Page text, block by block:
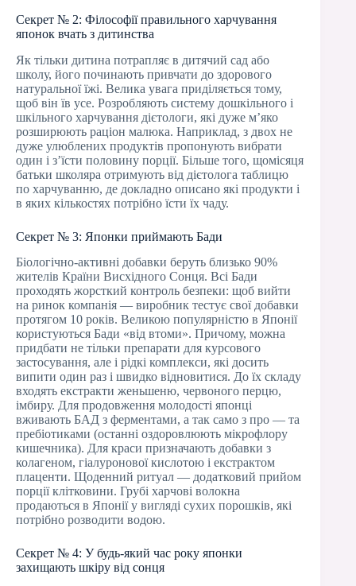
Секрет № 2: Філософії правильного харчування
японок вчать з дитинства
Як тільки дитина потрапляє в дитячий сад або
школу, його починають привчати до здорового
натуральної їжі. Велика увага приділяється тому,
щоб він їв усе. Розробляють систему дошкільного і
шкільного харчування дієтологи, які дуже м’яко
розширюють раціон малюка. Наприклад, з двох не
дуже улюблених продуктів пропонують вибрати
один і з’їсти половину порції. Більше того, щомісяця
батьки школяра отримують від дієтолога таблицю
по харчуванню, де докладно описано які продукти і
в яких кількостях потрібно їсти їх чаду.
Секрет № 3: Японки приймають Бади
Біологічно-активні добавки беруть близько 90%
жителів Країни Висхідного Сонця. Всі Бади
проходять жорсткий контроль безпеки: щоб вийти
на ринок компанія — виробник тестує свої добавки
протягом 10 років. Великою популярністю в Японії
користуються Бади «від втоми». Причому, можна
придбати не тільки препарати для курсового
застосування, але і рідкі комплекси, які досить
випити один раз і швидко відновитися. До їх складу
входять екстракти женьшеню, червоного перцю,
імбиру. Для продовження молодості японці
вживають БАД з ферментами, а так само з про — та
пребіотиками (останні оздоровлюють мікрофлору
кишечника). Для краси призначають добавки з
колагеном, гіалуронової кислотою і екстрактом
плаценти. Щоденний ритуал — додатковий прийом
порції клітковини. Грубі харчові волокна
продаються в Японії у вигляді сухих порошків, які
потрібно розводити водою.
Секрет № 4: У будь-який час року японки
захищають шкіру від сонця